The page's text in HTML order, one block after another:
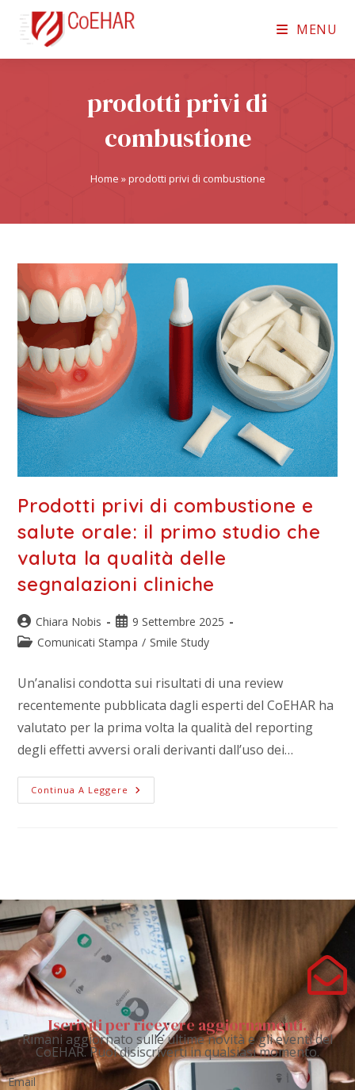
MENU
prodotti privi di
combustione
Home »prodotti privi di combustione
Prodotti privi di combustione e
salute orale: il primo studio che
valuta la qualità delle
segnalazioni cliniche
Chiara Nobis
9 Settembre 2025
Comunicati Stampa / Smile Study
Un’analisi condotta sui risultati di una review
recentemente pubblicata dagli esperti del CoEHAR ha
valutato per la prima volta la qualità del reporting
degli effetti avversi orali derivanti dall’uso dei…
Continua A Leggere
Iscriviti per ricevere aggiornamenti.
Rimani aggiornato sulle ultime novità e gli eventi del
CoEHAR. Puoi disiscriverti in qualsiasi momento.
Email